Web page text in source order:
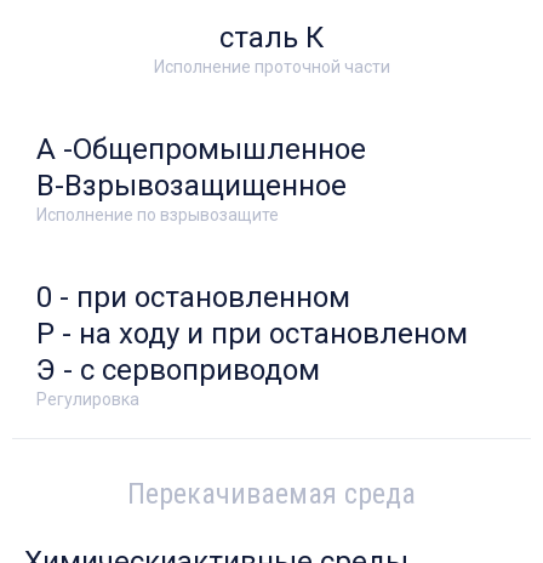
Исполнение проточной части
сталь К
Исполнение по взрывозащите
А -Общепромышленное
В-Взрывозащищенное
Регулировка
0 - при остановленном
Р - на ходу и при остановленом
Э - с сервоприводом
Перекачиваемая среда